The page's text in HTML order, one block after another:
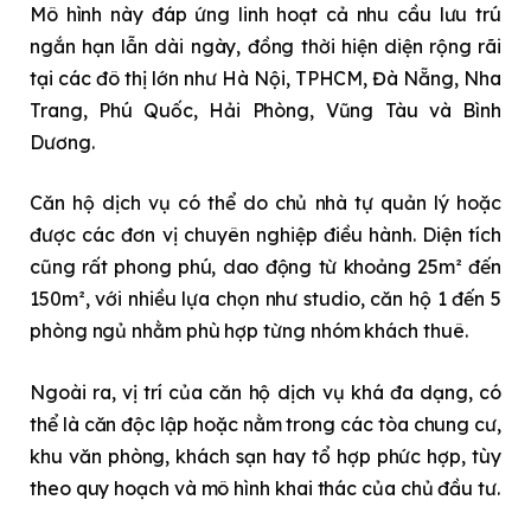
Mô hình này đáp ứng linh hoạt cả nhu cầu lưu trú
ngắn hạn lẫn dài ngày, đồng thời hiện diện rộng rãi
tại các đô thị lớn như Hà Nội, TPHCM, Đà Nẵng, Nha
Trang, Phú Quốc, Hải Phòng, Vũng Tàu và Bình
Dương.
Căn hộ dịch vụ có thể do chủ nhà tự quản lý hoặc
được các đơn vị chuyên nghiệp điều hành. Diện tích
cũng rất phong phú, dao động từ khoảng 25m² đến
150m², với nhiều lựa chọn như studio, căn hộ 1 đến 5
phòng ngủ nhằm phù hợp từng nhóm khách thuê.
Ngoài ra, vị trí của căn hộ dịch vụ khá đa dạng, có
thể là căn độc lập hoặc nằm trong các tòa chung cư,
khu văn phòng, khách sạn hay tổ hợp phức hợp, tùy
theo quy hoạch và mô hình khai thác của chủ đầu tư.